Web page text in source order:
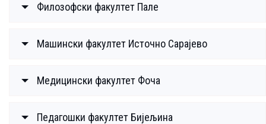
Филозофски факултет Пале
Машински факултет Источно Сарајево
Медицински факултет Фоча
Педагошки факултет Бијељина